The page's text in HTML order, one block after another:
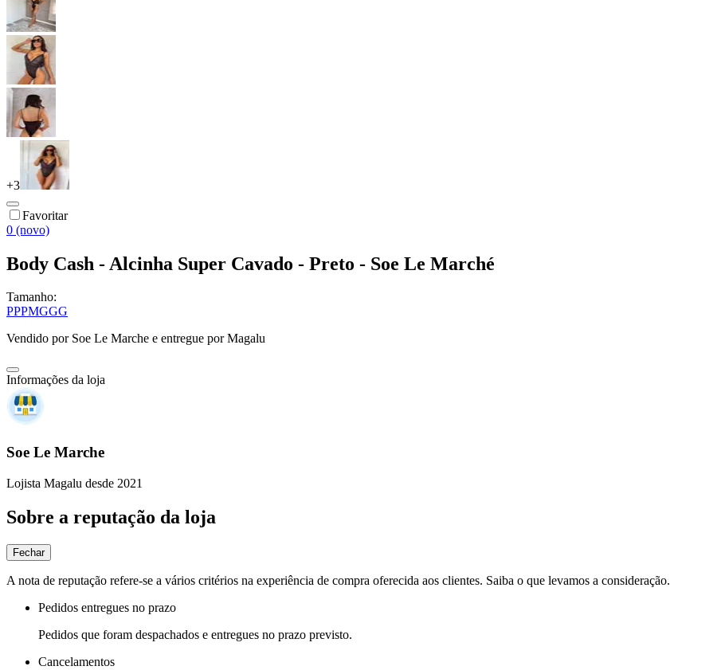
+3
Favoritar
0 (novo)
Body Cash - Alcinha Super Cavado - Preto - Soe Le Marché
Tamanho:
PPPMGGG
Vendido por Soe Le Marche e entregue por Magalu
Informações da loja
Soe Le Marche
Lojista Magalu desde 2021
Sobre a reputação da loja
Fechar
A nota de reputação refere-se a vários critérios na experiência de compra oferecida aos clientes. Saiba o que levamos a consideração.
Pedidos entregues no prazo
Pedidos que foram despachados e entregues no prazo previsto.
Cancelamentos